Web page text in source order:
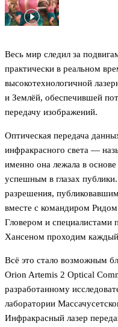
Весь мир следил за
практически в реальном
высокотехнологичной
и Землёй, обеспечившей
передачу изображений.
Оптическая передача
инфракрасного света —
именно она лежала в
успешным в глазах
разрешения,
вместе с командиром
Гловером и
Хансеном проходим
Всё это стало возможным
Orion Artemis 2 Optical
разработанному
лаборатории
Инфракрасный лазер